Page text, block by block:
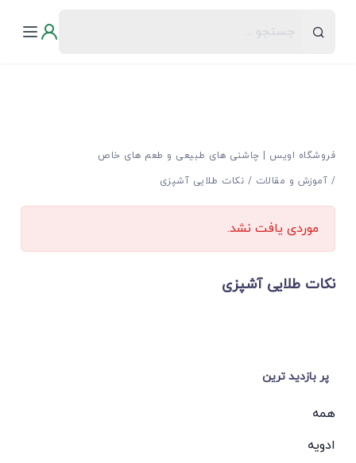
فروشگاه اویس | چاشنی های طبیعی و طعم های خاص
آموزش و مقالات
نکات طلایی آشپزی
موردی یافت نشد.
نکات طلایی آشپزی
پر بازدید ترین
همه
ادویه